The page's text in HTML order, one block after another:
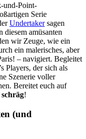
und-Point-
Serie
Undertakersagen
amüsanten
wir Zeuge, wie ein
ein malerisches, aber
– navigiert. Begleitet
Players, der sich als
Szenerie voller
Bereitet euch auf
!
(und